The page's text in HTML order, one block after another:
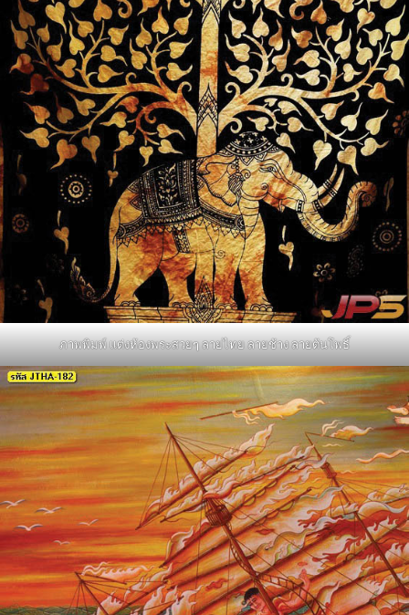
ภาพพิมพ์ แต่งห้องพระสวยๆ ลายไทย ลายช้าง ลายต้นโพธิ์